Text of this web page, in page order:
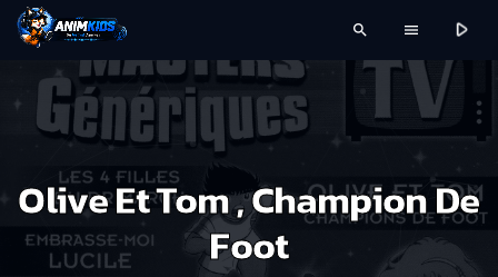
search menu play_arrow
Olive Et Tom , Champion De
Foot